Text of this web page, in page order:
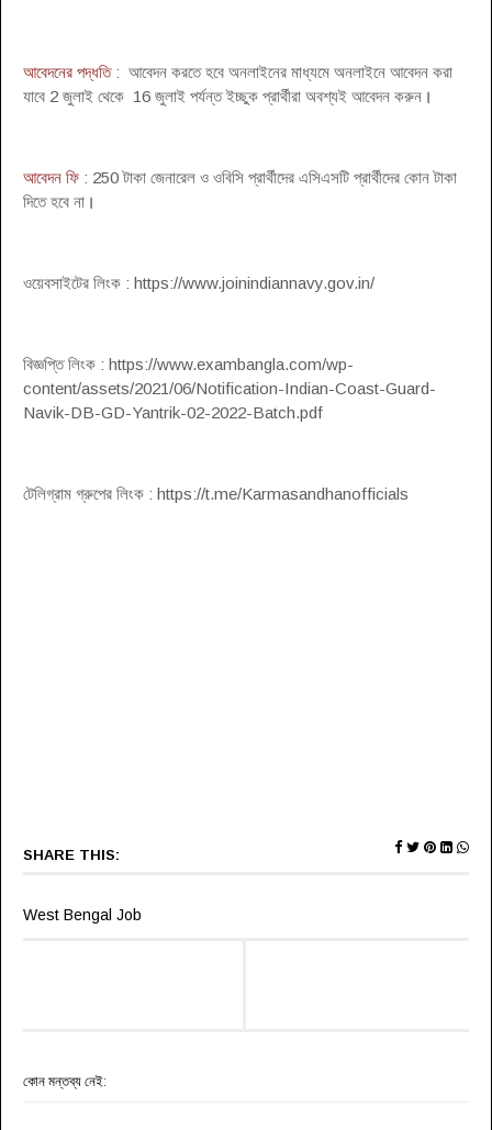
আবেদনের পদ্ধতি: আবেদন করতে হবে অনলাইনের মাধ্যমে অনলাইনে আবেদন করা
যাবে 2 জুলাই থেকে 16 জুলাই পর্যন্ত ইচ্ছুক প্রার্থীরা অবশ্যই আবেদন করুন ।
আবেদন ফি : 250 টাকা জেনারেল ও ওবিসি প্রার্থীদের এসিএসটি প্রার্থীদের কোন টাকা
দিতে হবে না ।
ওয়েবসাইটের লিংক : https://www.joinindiannavy.gov.in/
বিজ্ঞপ্তি লিংক : https://www.exambangla.com/wp-
content/assets/2021/06/Notification-Indian-Coast-Guard-
Navik-DB-GD-Yantrik-02-2022-Batch.pdf
টেলিগ্রাম গ্রুপের লিংক : https://t.me/Karmasandhanofficials
SHARE THIS:
West Bengal Job
কোন মন্তব্য নেই: